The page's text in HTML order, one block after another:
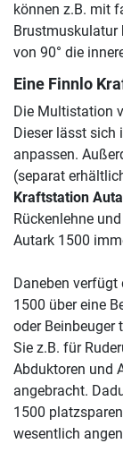
können z.B. mit
Brustmuskulatur
von 90° die
Eine Finnlo
Die Multistation
Dieser lässt sich
anpassen.
(separat
Kraftstation
Rückenlehne
Autark 1500
Daneben
1500 über eine
oder Beinbeuger
Sie z.B. für
Abduktoren und
angebracht.
1500
wesentlich